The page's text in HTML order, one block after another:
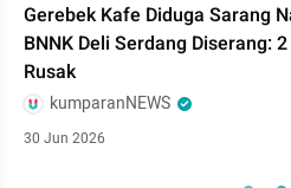
Gerebek Kafe Diduga Sarang
BNNK Deli Serdang Diserang:
Rusak
kumparanNEWS
30 Jun 2026